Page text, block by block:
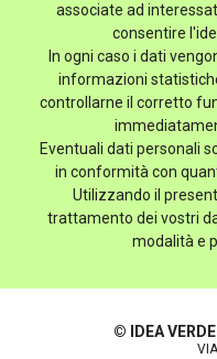
associate ad
consentire
In ogni caso i dati
informazioni
controllarne il corretto
Eventuali dati personali
in conformità con
Utilizzando il
trattamento dei vostri
modalità e
© IDEA